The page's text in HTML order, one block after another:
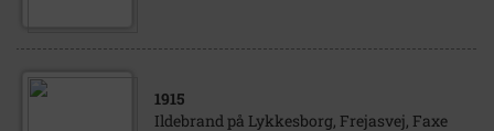
1915
Ildebrand på Lykkesborg, Frejasvej, Faxe